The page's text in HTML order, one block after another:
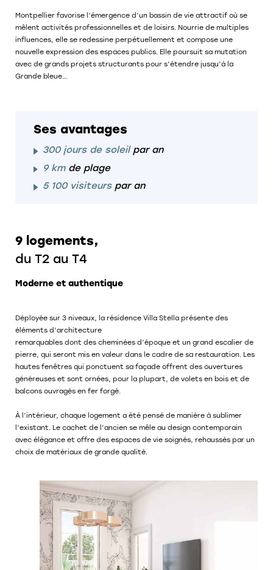
Montpellier favorise l’émergence d’un bassin de vie attractif où se
mêlent activités professionnelles et de loisirs. Nourrie de multiples
influences, elle se redessine perpétuellement et compose une
nouvelle expression des espaces publics. Elle poursuit sa mutation
avec de grands projets structurants pour s’étendre jusqu’à la
Grande bleue…
Ses avantages
300 jours de soleil par an
9 km de plage
5 100 visiteurs par an
9 logements,
du T2 au T4
Moderne et authentique
Déployée sur 3 niveaux, la résidence Villa Stella présente des
éléments d’architecture
remarquables dont des cheminées d’époque et un grand escalier de
pierre, qui seront mis en valeur dans le cadre de sa restauration. Les
hautes fenêtres qui ponctuent sa façade offrent des ouvertures
généreuses et sont ornées, pour la plupart, de volets en bois et de
balcons ouvragés en fer forgé.
À l’intérieur, chaque logement a été pensé de manière à sublimer
l’existant. Le cachet de l’ancien se mêle au design contemporain
avec élégance et offre des espaces de vie soignés, rehaussés par un
choix de matériaux de grande qualité.